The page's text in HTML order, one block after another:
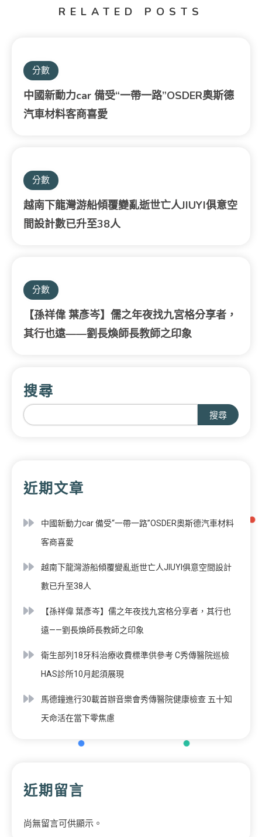
RELATED POSTS
分數
中國新動力car 備受“一帶一路”OSDER奧斯德
汽車材料客商喜愛
分數
越南下龍灣游船傾覆變亂逝世亡人JIUYI俱意空
間設計數已升至38人
分數
【孫祥偉 葉彥岑】儒之年夜找九宮格分享者，
其行也遠——劉長煥師長教師之印象
搜尋
搜尋
近期文章
中國新動力car 備受“一帶一路”OSDER奧斯德汽車材料
客商喜愛
越南下龍灣游船傾覆變亂逝世亡人JIUYI俱意空間設計
數已升至38人
【孫祥偉 葉彥岑】儒之年夜找九宮格分享者，其行也
遠——劉長煥師長教師之印象
衛生部列18牙科治療收費標準供參考 C秀傳醫院巡檢
HAS診所10月起須展現
馬德鐘進行30載首辦音樂會秀傳醫院健康檢查 五十知
天命活在當下零焦慮
近期留言
尚無留言可供顯示。